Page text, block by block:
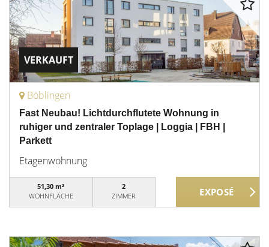
VERKAUFT
Böblingen
Fast Neubau! Lichtdurchflutete Wohnung in
ruhiger und zentraler Toplage | Loggia | FBH |
Parkett
Etagenwohnung
51,30 m²
WOHNFLÄCHE
2
ZIMMER